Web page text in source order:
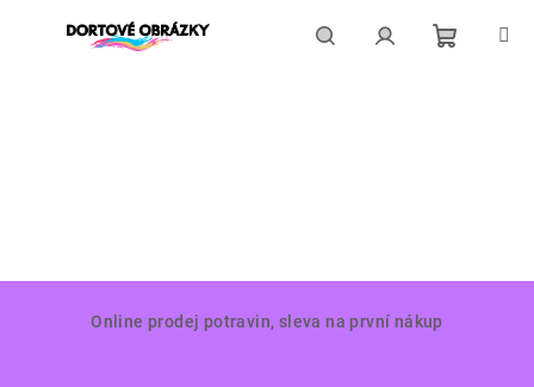
Online prodej potravin, sleva na první nákup